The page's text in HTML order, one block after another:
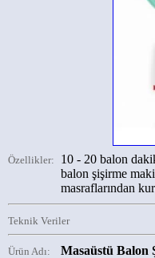
Özellikler:
10 - 20 balon
balon şişirme
masraflarından
Teknik Veriler
Ürün Adı: Masaüstü Balon